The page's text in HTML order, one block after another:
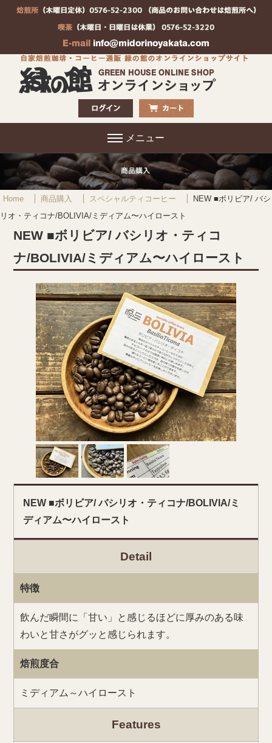
メニュー
Home 商品購入 スペシャルティコーヒー
NEW ■ボリビア/ バシ
リオ・ティコナ/BOLIVIA/ミディアム〜ハイロースト
NEW ■ボリビア/ バシリオ・ティコ
ナ/BOLIVIA/ミディアム〜ハイロースト
NEW ■ボリビア/ バシリオ・ティコナ/BOLIVIA/ミ
ディアム〜ハイロースト
Detail
特徴
飲んだ瞬間に「甘い」と感じるほどに厚みのある味
わいと甘さがグッと感じられます。
焙煎度合
ミディアム～ハイロースト
Features